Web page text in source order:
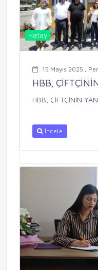
Hatay
15 Mayıs 2025 ,
HBB,
HBB, ÇİFTÇİNİN
İncele